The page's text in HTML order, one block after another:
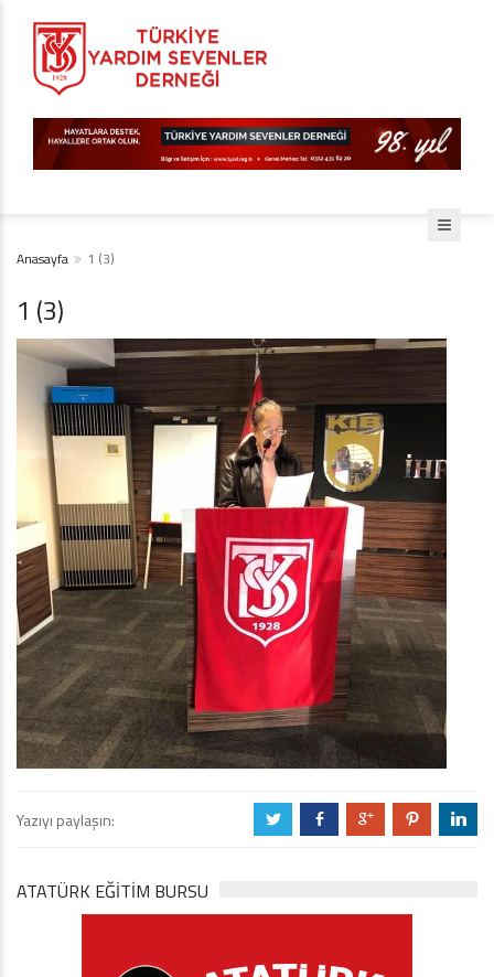
Anasayfa 1 (3)
1 (3)
Yazıyı paylaşın: a b c d j
ATATÜRK EĞITIM BURSU